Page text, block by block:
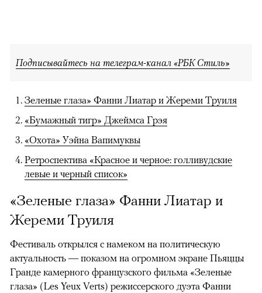
Подписывайтесь на телеграм-канал «РБК Стиль»
Зеленые глаза» Фанни Лиатар и Жереми Труиля
«Бумажный тигр» Джеймса Грэя
«Охота» Уэйна Вапимуквы
Ретроспектива «Красное и черное: голливудские
левые и черный список»
«Зеленые глаза» Фанни Лиатар и
Жереми Труиля
Фестиваль открылся с намеком на политическую
актуальность — показом на огромном экране Пьяццы
Гранде камерного французского фильма «Зеленые
глаза» (Les Yeux Verts) режиссерского дуэта Фанни